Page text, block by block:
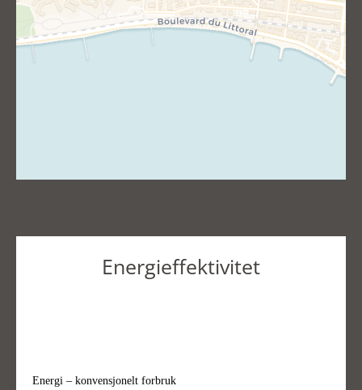
Energieffektivitet
Energi – konvensjonelt forbruk